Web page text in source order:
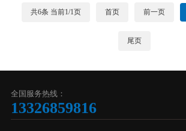
共6条 当前1/1页 首页 前一页
尾页
全国服务热线：
13326859816